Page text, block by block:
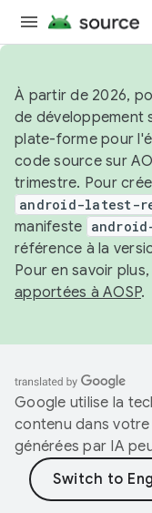
À partir de 2026,
de développement
plate-forme pour
code source sur
trimestre. Pour
android-latest-
manifeste
référence à la
Pour en savoir
apportées à AOSP.
Google utilise la
contenu dans
générées par IA